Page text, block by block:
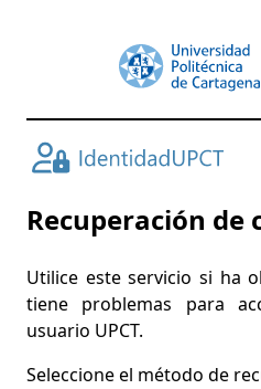
Recuperación de
Utilice este servicio si ha
tiene problemas para
usuario UPCT.
Seleccione el método de